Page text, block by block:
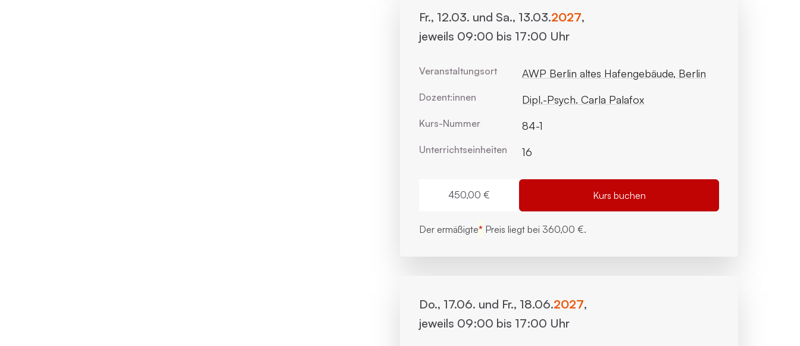
Fr., 12.03. und Sa., 13.03.2027,
jeweils 09:00 bis 17:00 Uhr
Veranstaltungsort AWP Berlin altes Hafengebäude, Berlin
Dozent:innen Dipl.-Psych. Carla Palafox
Kurs-Nummer 84-1
Unterrichts­einheiten 16
450,00 € Kurs buchen
Der ermäßigte* Preis liegt bei 360,00 €.
Do., 17.06. und Fr., 18.06.2027,
jeweils 09:00 bis 17:00 Uhr